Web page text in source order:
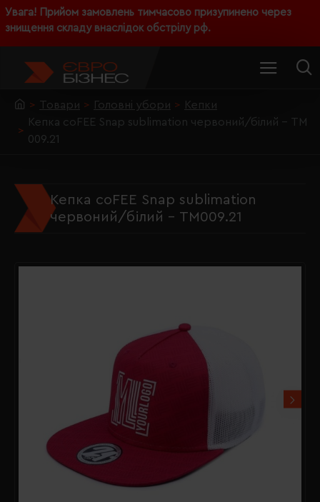
Увага! Прийом замовлень тимчасово призупинено через
знищення складу внаслідок обстрілу рф.
Товари Головні убори
Кепки
Кепка coFEE Snap sublimation червоний/білий - TM
009.21
Кепка coFEE Snap sublimation
червоний/білий - TM009.21